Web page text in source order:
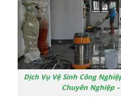
Dịch Vụ Vệ Sinh Công
Chuyên Nghiệp